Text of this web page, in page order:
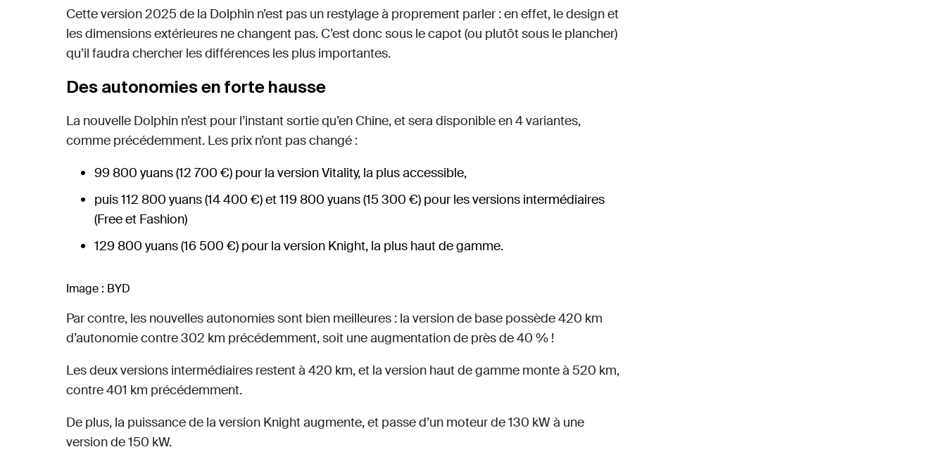
Cette version 2025 de la Dolphin n’est pas un restylage à proprement parler : en effet, le design et
les dimensions extérieures ne changent pas. C’est donc sous le capot (ou plutôt sous le plancher)
qu’il faudra chercher les différences les plus importantes.
Des autonomies en forte hausse
La nouvelle Dolphin n’est pour l’instant sortie qu’en Chine, et sera disponible en 4 variantes,
comme précédemment. Les prix n’ont pas changé :
99 800 yuans (12 700 €) pour la version Vitality, la plus accessible,
puis 112 800 yuans (14 400 €) et 119 800 yuans (15 300 €) pour les versions intermédiaires
(Free et Fashion)
129 800 yuans (16 500 €) pour la version Knight, la plus haut de gamme.
Image : BYD
Par contre, les nouvelles autonomies sont bien meilleures : la version de base possède 420 km
d’autonomie contre 302 km précédemment, soit une augmentation de près de 40 % !
Les deux versions intermédiaires restent à 420 km, et la version haut de gamme monte à 520 km,
contre 401 km précédemment.
De plus, la puissance de la version Knight augmente, et passe d’un moteur de 130 kW à une
version de 150 kW.